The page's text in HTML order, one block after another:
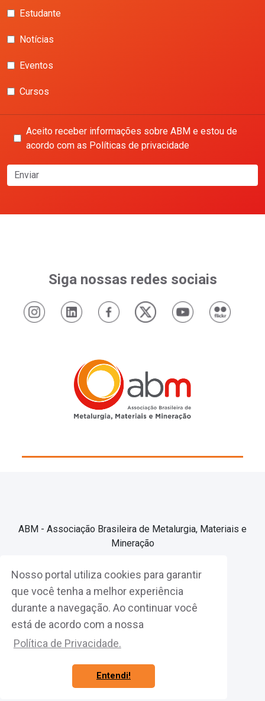
Nosso portal utiliza cookies para garantir
que você tenha a melhor experiência
durante a navegação. Ao continuar você
está de acordo com a nossa
Política de Privacidade.
Entendi!
Estudante
Notícias
Eventos
Cursos
Aceito receber informações sobre ABM e estou de
acordo com as Políticas de privacidade
Enviar
Siga nossas redes sociais
ABM - Associação Brasileira de Metalurgia, Materiais e
Mineração
Associe-se
Fazer Login